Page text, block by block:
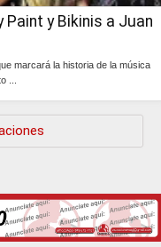
Paint y Bikinis a Juan
marcará la historia de la música
...